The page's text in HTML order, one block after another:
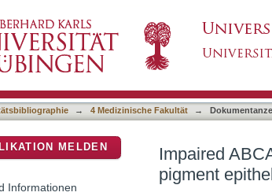
ABCA1/ABCG1-mediated lipid
degeneration
→ 4 Medizinische Fakultät →
Impaired
pigment
MELDEN
Informationen